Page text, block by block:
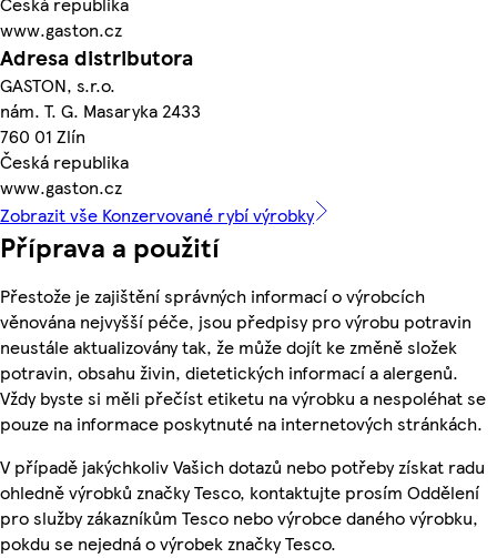
www.gaston.cz
Adresa distributora
GASTON, s.r.o.
nám. T. G. Masaryka 2433
760 01 Zlín
Česká republika
www.gaston.cz
Zobrazit vše Konzervované rybí výrobky
Příprava a použití
Přestože je zajištění správných informací o výrobcích
věnována nejvyšší péče, jsou předpisy pro výrobu potravin
neustále aktualizovány tak, že může dojít ke změně složek
potravin, obsahu živin, dietetických informací a alergenů.
Vždy byste si měli přečíst etiketu na výrobku a nespoléhat se
pouze na informace poskytnuté na internetových stránkách.
V případě jakýchkoliv Vašich dotazů nebo potřeby získat radu
ohledně výrobků značky Tesco, kontaktujte prosím Oddělení
pro služby zákazníkům Tesco nebo výrobce daného výrobku,
pokdu se nejedná o výrobek značky Tesco.